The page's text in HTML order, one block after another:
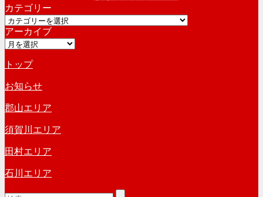
カ
イ
ブ
カテゴリー
カ
テ
ゴ
ー
アーカイブ
ア
カ
イ
ブ
トップ
お知らせ
郡山エリア
須賀川エリア
田村エリア
石川エリア